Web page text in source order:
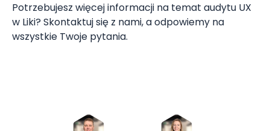
Potrzebujesz więcej informacji na temat audytu UX
w Liki? Skontaktuj się z nami, a odpowiemy na
wszystkie Twoje pytania.